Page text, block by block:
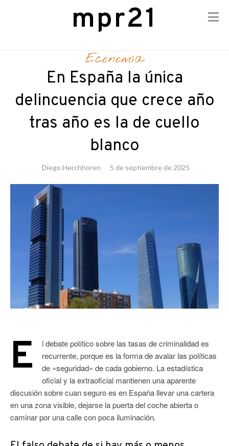
mpr21
Economía
En España la única
delincuencia que crece año
tras año es la de cuello
blanco
Diego Herchhoren 5 de septiembre de 2025
E
l debate político sobre las tasas de criminalidad es
recurrente, porque es la forma de avalar las políticas
de «seguridad» de cada gobierno. La estadística
oficial y la extraoficial mantienen una aparente
discusión sobre cuan seguro es en España llevar una cartera
en una zona visible, dejarse la puerta del coche abierta o
caminar por una calle con poca iluminación.